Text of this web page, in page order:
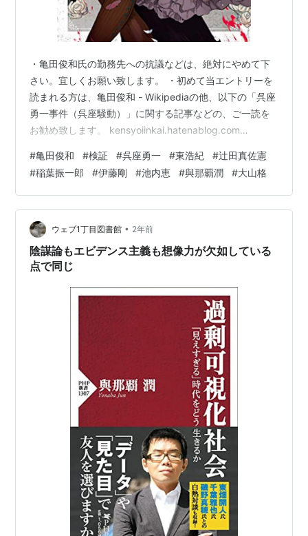
・亀田俊和氏の勤務先への抗議などは、絶対にやめて下
さい。宜しくお願い致します。 ・初めて当エントリーを
読まれる方は、亀田俊和 - Wikipediaの他、以下の「呉座
勇一事件（呉座騒動）」に関する記事などの、ご一読を
お勧め致します。 kensyoiinkai.hatenablog.com
kensyoiinkai.hatenablog.com
kensyoiinkai.hatenablog.com ・当ブログへのご意見、
ご感想及び情報提供などにつきましては、下記のメール
アドレスまでご連絡下さい。場合によっては、謝礼等も
前向きに検討致します…
#亀田俊和 #検証 #呉座勇一 #東浩紀 #辻田真佐憲
#稲葉振一郎 #伊藤剛 #池内恵 #與那覇潤 #大山格
ウェブ1丁目図書館 • 2年前
陰謀論もエビデンス主義も想像力が欠如している
点で同じ